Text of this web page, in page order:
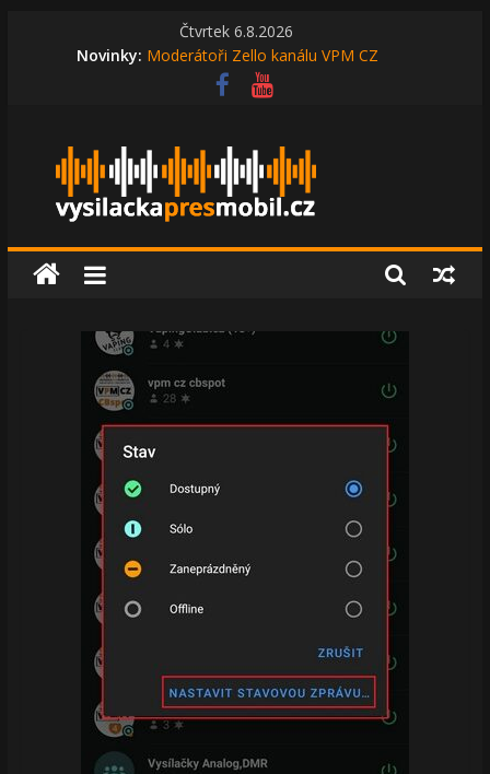
Čtvrtek 6.8.2026
Novinky: Moderátoři Zello kanálu VPM CZ
Představení kanálu VPM CZ Prepperi
Představení kanálu VPM CZ CH10
Sraz VPM CZ komunity 2023
Vysílačka
přes
mobil
vysilackapresmobil.cz